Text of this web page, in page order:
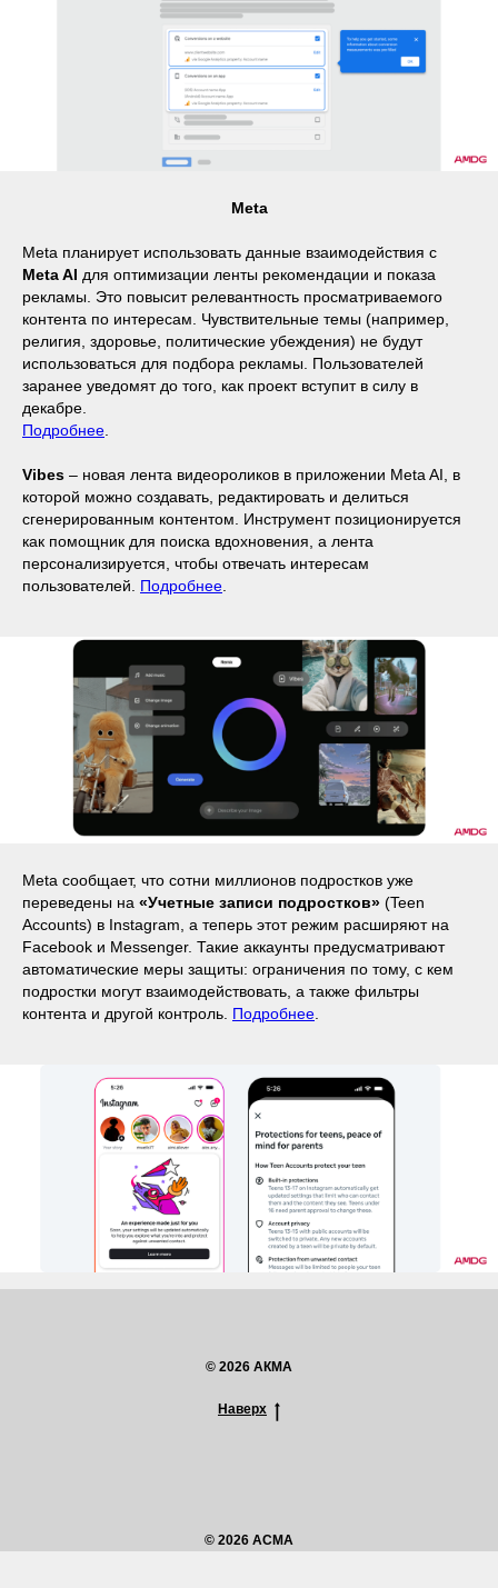
Meta
Meta планирует использовать данные взаимодействия с
Meta AI для оптимизации ленты рекомендации и показа
рекламы. Это повысит релевантность просматриваемого
контента по интересам. Чувствительные темы (например,
религия, здоровье, политические убеждения) не будут
использоваться для подбора рекламы. Пользователей
заранее уведомят до того, как проект вступит в силу в
декабре.
Подробнее
Vibes – новая лента видеороликов в приложении Meta AI, в
которой можно создавать, редактировать и делиться
сгенерированным контентом. Инструмент позиционируется
как помощник для поиска вдохновения, а лента
персонализируется, чтобы отвечать интересам
пользователей. Подробнее
Meta сообщает, что сотни миллионов подростков уже
переведены на «Учетные записи подростков» (Teen
Accounts) в Instagram, а теперь этот режим расширяют на
Facebook и Messenger. Такие аккаунты предусматривают
автоматические меры защиты: ограничения по тому, с кем
подростки могут взаимодействовать, а также фильтры
контента и другой контроль. Подробнее.
© 2026 АКМА
Наверх
© 2026 ACMA